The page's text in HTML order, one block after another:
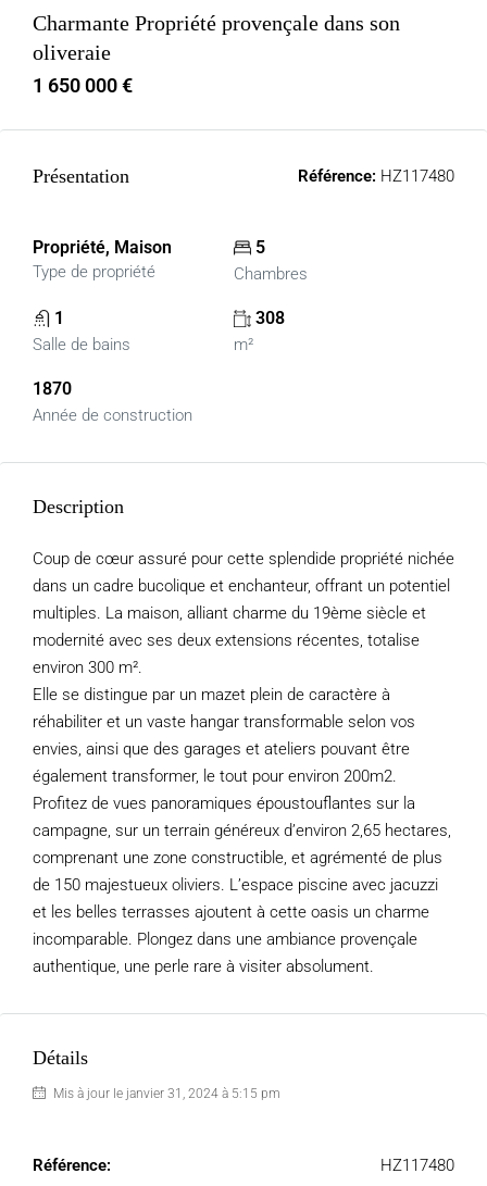
Charmante Propriété provençale dans son
oliveraie
1 650 000 €
Présentation Référence: HZ117480
Propriété, Maison
Type de propriété
5
Chambres
1
Salle de bains
308
m²
1870
Année de construction
Description
Coup de cœur assuré pour cette splendide propriété nichée
dans un cadre bucolique et enchanteur, offrant un potentiel
multiples. La maison, alliant charme du 19ème siècle et
modernité avec ses deux extensions récentes, totalise
environ 300 m².
Elle se distingue par un mazet plein de caractère à
réhabiliter et un vaste hangar transformable selon vos
envies, ainsi que des garages et ateliers pouvant être
également transformer, le tout pour environ 200m2.
Profitez de vues panoramiques époustouflantes sur la
campagne, sur un terrain généreux d’environ 2,65 hectares,
comprenant une zone constructible, et agrémenté de plus
de 150 majestueux oliviers. L’espace piscine avec jacuzzi
et les belles terrasses ajoutent à cette oasis un charme
incomparable. Plongez dans une ambiance provençale
authentique, une perle rare à visiter absolument.
Détails
Mis à jour le janvier 31, 2024 à 5:15 pm
Référence: HZ117480